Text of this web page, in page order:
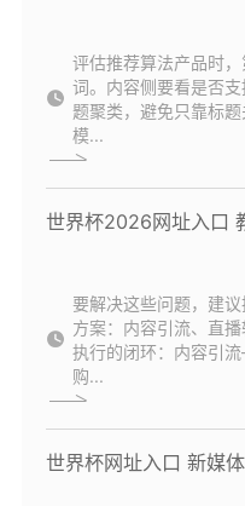
评估推荐算法产品时，
词。内容侧要看是否
题聚类，避免只靠标
模...
世界杯2026网址入口
要解决这些问题，建
方案：内容引流、直
执行的闭环：内容引
购...
世界杯网址入口 新媒